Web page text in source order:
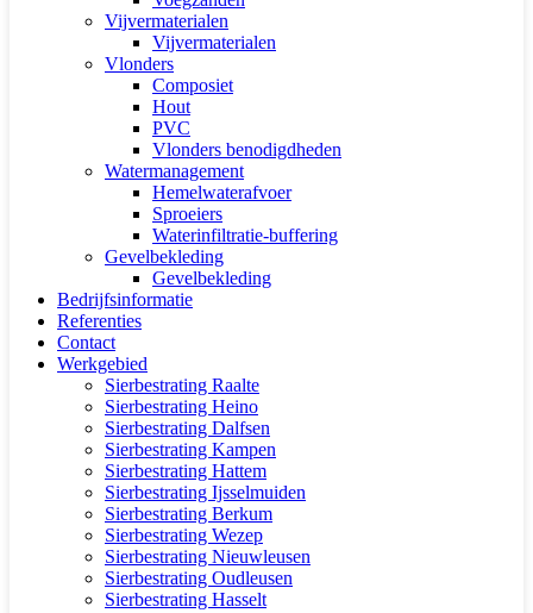
Vijvermaterialen
Vijvermaterialen
Vlonders
Composiet
Hout
PVC
Vlonders benodigdheden
Watermanagement
Hemelwaterafvoer
Sproeiers
Waterinfiltratie-buffering
Gevelbekleding
Gevelbekleding
Bedrijfsinformatie
Referenties
Contact
Werkgebied
Sierbestrating Raalte
Sierbestrating Heino
Sierbestrating Dalfsen
Sierbestrating Kampen
Sierbestrating Hattem
Sierbestrating Ijsselmuiden
Sierbestrating Berkum
Sierbestrating Wezep
Sierbestrating Nieuwleusen
Sierbestrating Oudleusen
Sierbestrating Hasselt